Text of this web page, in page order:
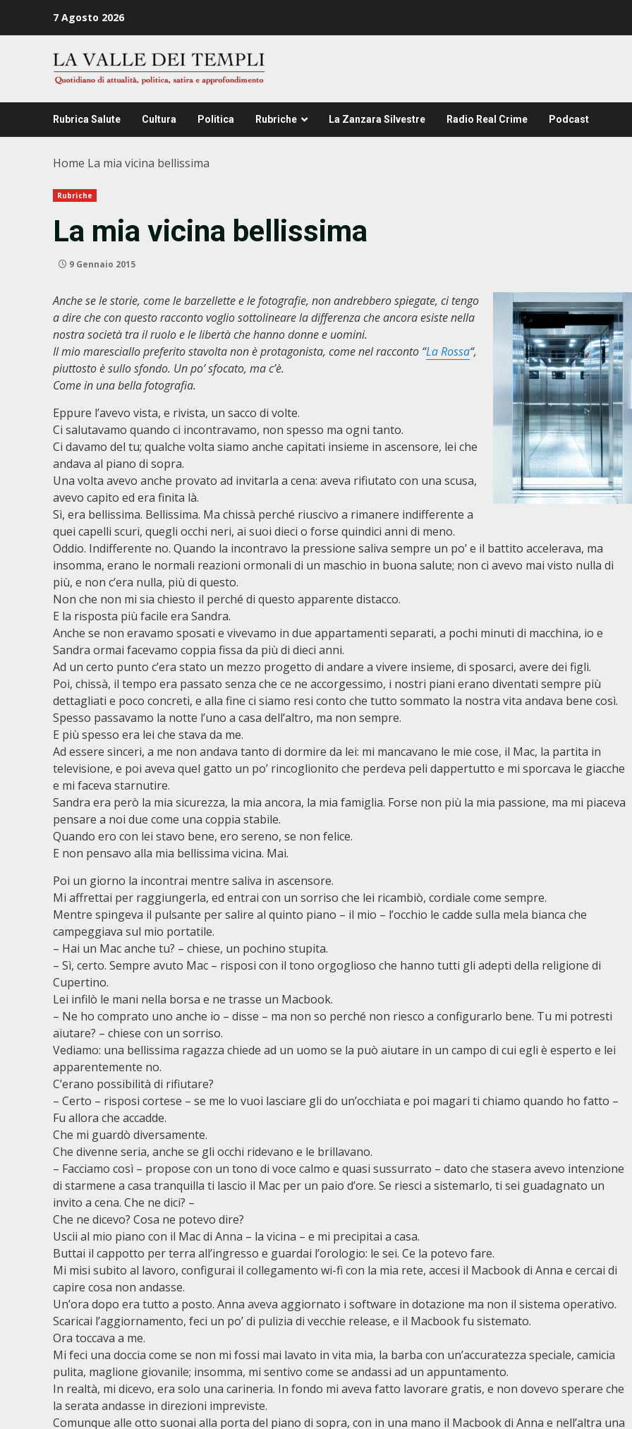
7 Agosto 2026
Rubrica Salute Cultura Politica Rubriche La Zanzara Silvestre Radio Real Crime Podcast
Home La mia vicina bellissima
Rubriche
La mia vicina bellissima
9 Gennaio 2015
Anche se le storie, come le barzellette e le fotografie, non andrebbero spiegate, ci tengo
a dire che con questo racconto voglio sottolineare la differenza che ancora esiste nella
nostra società tra il ruolo e le libertà che hanno donne e uomini.
Il mio maresciallo preferito stavolta non è protagonista, come nel racconto “La Rossa“,
piuttosto è sullo sfondo. Un po’ sfocato, ma c’è.
Come in una bella fotografia.
Eppure l’avevo vista, e rivista, un sacco di volte.
Ci salutavamo quando ci incontravamo, non spesso ma ogni tanto.
Ci davamo del tu; qualche volta siamo anche capitati insieme in ascensore, lei che
andava al piano di sopra.
Una volta avevo anche provato ad invitarla a cena: aveva rifiutato con una scusa,
avevo capito ed era finita là.
Sì, era bellissima. Bellissima. Ma chissà perché riuscivo a rimanere indifferente a
quei capelli scuri, quegli occhi neri, ai suoi dieci o forse quindici anni di meno.
Oddio. Indifferente no. Quando la incontravo la pressione saliva sempre un po’ e il battito accelerava, ma
insomma, erano le normali reazioni ormonali di un maschio in buona salute; non ci avevo mai visto nulla di
più, e non c’era nulla, più di questo.
Non che non mi sia chiesto il perché di questo apparente distacco.
E la risposta più facile era Sandra.
Anche se non eravamo sposati e vivevamo in due appartamenti separati, a pochi minuti di macchina, io e
Sandra ormai facevamo coppia fissa da più di dieci anni.
Ad un certo punto c’era stato un mezzo progetto di andare a vivere insieme, di sposarci, avere dei figli.
Poi, chissà, il tempo era passato senza che ce ne accorgessimo, i nostri piani erano diventati sempre più
dettagliati e poco concreti, e alla fine ci siamo resi conto che tutto sommato la nostra vita andava bene così.
Spesso passavamo la notte l’uno a casa dell’altro, ma non sempre.
E più spesso era lei che stava da me.
Ad essere sinceri, a me non andava tanto di dormire da lei: mi mancavano le mie cose, il Mac, la partita in
televisione, e poi aveva quel gatto un po’ rincoglionito che perdeva peli dappertutto e mi sporcava le giacche
e mi faceva starnutire.
Sandra era però la mia sicurezza, la mia ancora, la mia famiglia. Forse non più la mia passione, ma mi piaceva
pensare a noi due come una coppia stabile.
Quando ero con lei stavo bene, ero sereno, se non felice.
E non pensavo alla mia bellissima vicina. Mai.
Poi un giorno la incontrai mentre saliva in ascensore.
Mi affrettai per raggiungerla, ed entrai con un sorriso che lei ricambiò, cordiale come sempre.
Mentre spingeva il pulsante per salire al quinto piano – il mio – l’occhio le cadde sulla mela bianca che
campeggiava sul mio portatile.
– Hai un Mac anche tu? – chiese, un pochino stupita.
– Sì, certo. Sempre avuto Mac – risposi con il tono orgoglioso che hanno tutti gli adepti della religione di
Cupertino.
Lei infilò le mani nella borsa e ne trasse un Macbook.
– Ne ho comprato uno anche io – disse – ma non so perché non riesco a configurarlo bene. Tu mi potresti
aiutare? – chiese con un sorriso.
Vediamo: una bellissima ragazza chiede ad un uomo se la può aiutare in un campo di cui egli è esperto e lei
apparentemente no.
C’erano possibilità di rifiutare?
– Certo – risposi cortese – se me lo vuoi lasciare gli do un’occhiata e poi magari ti chiamo quando ho fatto –
Fu allora che accadde.
Che mi guardò diversamente.
Che divenne seria, anche se gli occhi ridevano e le brillavano.
– Facciamo così – propose con un tono di voce calmo e quasi sussurrato – dato che stasera avevo intenzione
di starmene a casa tranquilla ti lascio il Mac per un paio d’ore. Se riesci a sistemarlo, ti sei guadagnato un
invito a cena. Che ne dici? –
Che ne dicevo? Cosa ne potevo dire?
Uscii al mio piano con il Mac di Anna – la vicina – e mi precipitai a casa.
Buttai il cappotto per terra all’ingresso e guardai l’orologio: le sei. Ce la potevo fare.
Mi misi subito al lavoro, configurai il collegamento wi-fi con la mia rete, accesi il Macbook di Anna e cercai di
capire cosa non andasse.
Un’ora dopo era tutto a posto. Anna aveva aggiornato i software in dotazione ma non il sistema operativo.
Scaricai l’aggiornamento, feci un po’ di pulizia di vecchie release, e il Macbook fu sistemato.
Ora toccava a me.
Mi feci una doccia come se non mi fossi mai lavato in vita mia, la barba con un’accuratezza speciale, camicia
pulita, maglione giovanile; insomma, mi sentivo come se andassi ad un appuntamento.
In realtà, mi dicevo, era solo una carineria. In fondo mi aveva fatto lavorare gratis, e non dovevo sperare che
la serata andasse in direzioni impreviste.
Comunque alle otto suonai alla porta del piano di sopra, con in una mano il Macbook di Anna e nell’altra una